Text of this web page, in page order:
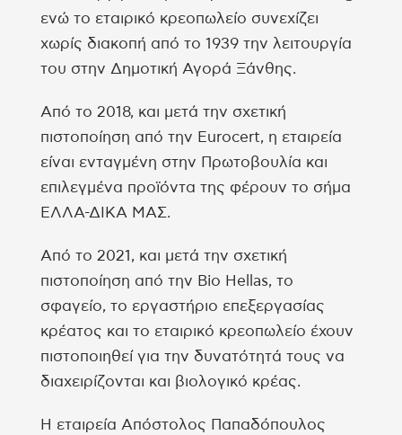
ενώ το εταιρικό κρεοπωλείο συνεχίζει
χωρίς διακοπή από το 1939 την λειτουργία
του στην Δημοτική Αγορά Ξάνθης.
Από το 2018, και μετά την σχετική
πιστοποίηση από την Eurocert, η εταιρεία
είναι ενταγμένη στην Πρωτοβουλία και
επιλεγμένα προϊόντα της φέρουν το σήμα
ΕΛΛΑ-ΔΙΚΑ ΜΑΣ.
Από το 2021, και μετά την σχετική
πιστοποίηση από την Bio Hellas, το
σφαγείο, το εργαστήριο επεξεργασίας
κρέατος και το εταιρικό κρεοπωλείο έχουν
πιστοποιηθεί για την δυνατότητά τους να
διαχειρίζονται και βιολογικό κρέας.
Η εταιρεία Απόστολος Παπαδόπουλος